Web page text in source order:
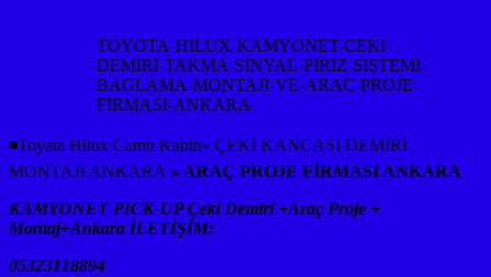
TOYOTA-HILUX-KAMYONET-CEKI-
DEMIRI-TAKMA-SINYAL-PIRIZ-SISTEMI-
BAGLAMA-MONTAJI-VE-ARAC-PROJE-
FİRMASI-ANKARA
◾Toyata Hilux Camlı Kabin» ÇEKİ KANCASI DEMİRİ
MONTAJI ANKARA » ARAÇ PROJE FİRMASI ANKARA
KAMYONET PICK-UP Çeki Demiri +Araç Proje +
Montaj+Ankara İLETİŞİM:
05323118894